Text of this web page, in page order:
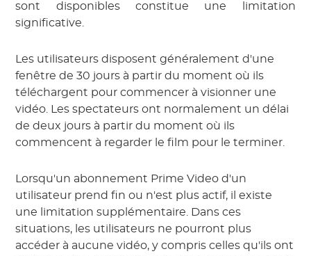
sont disponibles constitue une limitation
significative.
Les utilisateurs disposent généralement d'une
fenêtre de 30 jours à partir du moment où ils
téléchargent pour commencer à visionner une
vidéo. Les spectateurs ont normalement un délai
de deux jours à partir du moment où ils
commencent à regarder le film pour le terminer.
Lorsqu'un abonnement Prime Video d'un
utilisateur prend fin ou n'est plus actif, il existe
une limitation supplémentaire. Dans ces
situations, les utilisateurs ne pourront plus
accéder à aucune vidéo, y compris celles qu'ils ont